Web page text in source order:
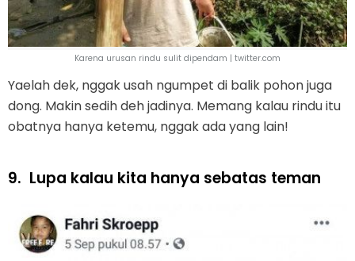
Karena urusan rindu sulit dipendam | twitter.com
Yaelah dek, nggak usah ngumpet di balik pohon juga
dong. Makin sedih deh jadinya. Memang kalau rindu itu
obatnya hanya ketemu, nggak ada yang lain!
9. Lupa kalau kita hanya sebatas teman